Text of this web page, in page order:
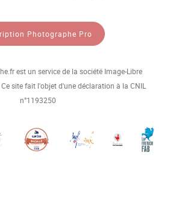
Photographe Pro
est un service de la société Image-Libre
site fait l'objet d'une déclaration à la CNIL
n°1193250